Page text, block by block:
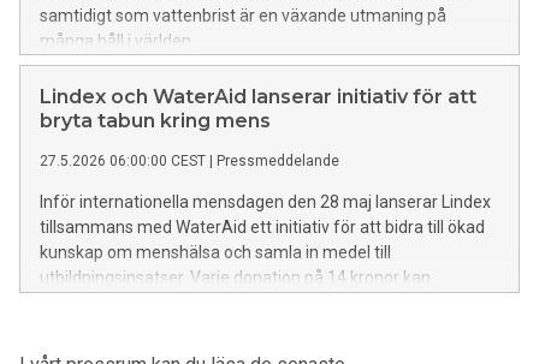
samtidigt som vattenbrist är en växande utmaning på
många håll i världen.
Lindex och WaterAid lanserar initiativ för att
bryta tabun kring mens
27.5.2026 06:00:00 CEST Pressmeddelande
Inför internationella mensdagen den 28 maj lanserar Lindex
tillsammans med WaterAid ett initiativ för att bidra till ökad
kunskap om menshälsa och samla in medel till
utbildningsinsatser. Varje donation på 14 kronor kan